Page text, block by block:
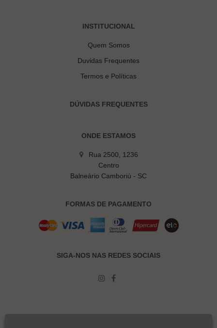
INSTITUCIONAL
Quem Somos
Duvidas Frequentes
Termos e Políticas
DÚVIDAS FREQUENTES
ONDE ESTAMOS
Rua 2500, 1236
Centro
Balneário Camboriú - SC
FORMAS DE PAGAMENTO
SIGA-NOS NAS REDES SOCIAIS